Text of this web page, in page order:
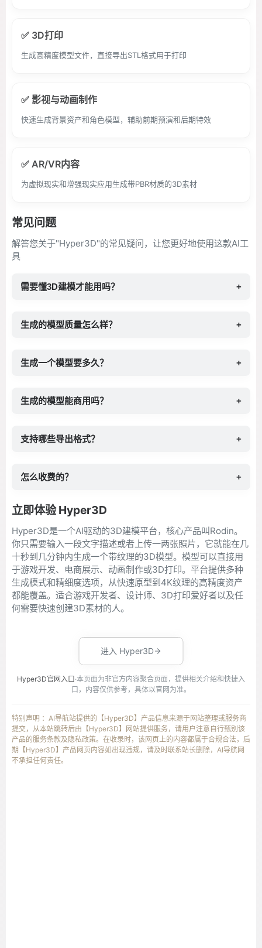
✅ 3D打印
生成高精度模型文件，直接导出STL格式用于打印
✅ 影视与动画制作
快速生成背景资产和角色模型，辅助前期预演和后期特效
✅ AR/VR内容
为虚拟现实和增强现实应用生成带PBR材质的3D素材
常见问题
解答您关于"Hyper3D"的常见疑问，让您更好地使用这款AI工
具
需要懂3D建模才能用吗？ +
生成的模型质量怎么样？ +
生成一个模型要多久？ +
生成的模型能商用吗？ +
支持哪些导出格式？ +
怎么收费的？ +
立即体验 Hyper3D
Hyper3D是一个AI驱动的3D建模平台，核心产品叫Rodin。
你只需要输入一段文字描述或者上传一两张照片，它就能在几
十秒到几分钟内生成一个带纹理的3D模型。模型可以直接用
于游戏开发、电商展示、动画制作或3D打印。平台提供多种
生成模式和精细度选项，从快速原型到4K纹理的高精度资产
都能覆盖。适合游戏开发者、设计师、3D打印爱好者以及任
何需要快速创建3D素材的人。
进入 Hyper3D
Hyper3D官网入口 ·本页面为非官方内容聚合页面，提供相关介绍和快捷入
口，内容仅供参考，具体以官网为准。
特别声明 ：AI导航站提供的【Hyper3D】产品信息来源于网站整理或服务商
提交，从本站跳转后由【Hyper3D】网站提供服务，请用户注意自行甄别该
产品的服务条款及隐私政策。在收录时，该网页上的内容都属于合规合法，后
期【Hyper3D】产品网页内容如出现违规，请及时联系站长删除，AI导航网
不承担任何责任。